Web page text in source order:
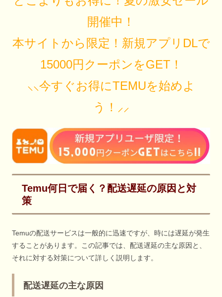
開催中！
本サイトから限定！新規アプリDLで
15000円クーポンをGET！
⸜⸜今すぐお得にTEMUを始めよ
う！⸝⸝
Temu何日で届く？配送遅延の原因と対
策
Temuの配送サービスは一般的に迅速ですが、時には遅延が発生
することがあります。この記事では、配送遅延の主な原因と、
それに対する対策について詳しく説明します。
配送遅延の主な原因